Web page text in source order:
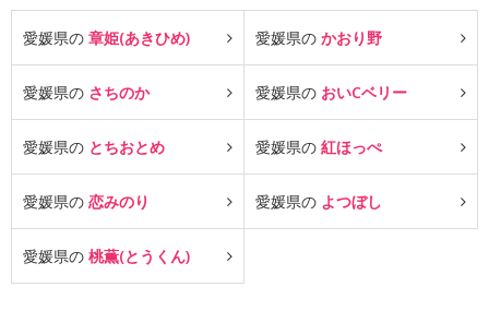
愛媛県の 章姫(あきひめ) 愛媛県の かおり野
愛媛県の さちのか 愛媛県の おいCベリー
愛媛県の とちおとめ 愛媛県の 紅ほっぺ
愛媛県の 恋みのり 愛媛県の よつぼし
愛媛県の 桃薫(とうくん)